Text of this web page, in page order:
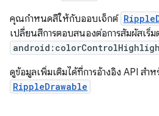
คุณกำหนดสีให้กับออบเจ็กต์
เปลี่ยนสีการตอบสนองต่อการสัมผัสเริ่
ดูข้อมูลเพิ่มเติมได้ที่การอ้างอิง API สำ
RippleDrawable